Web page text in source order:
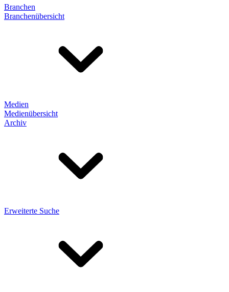
Branchen
Branchenübersicht
Medien
Medienübersicht
Archiv
Erweiterte Suche